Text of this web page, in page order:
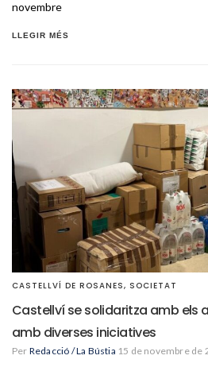
novembre
LLEGIR MÉS
CASTELLVÍ DE ROSANES, SOCIETAT
Castellví se solidaritza amb els
amb diverses iniciatives
Per Redacció / La Bústia 15 de novembre de